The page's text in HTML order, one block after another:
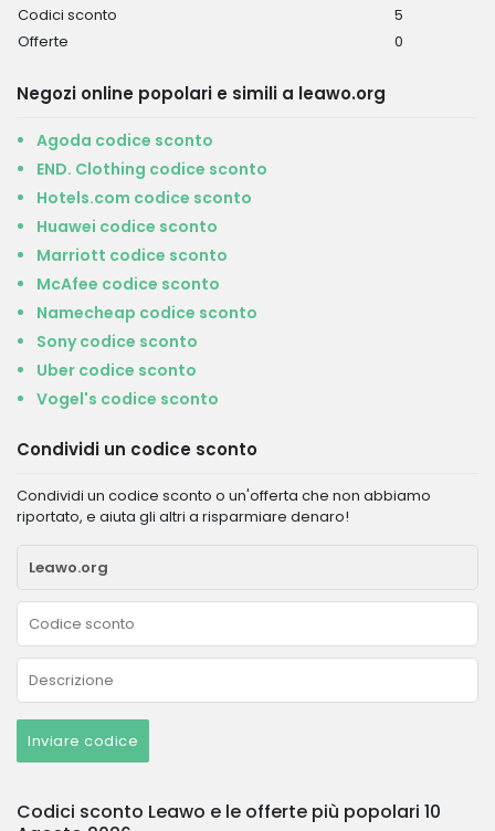
Codici sconto
5
Offerte
0
Negozi online popolari e simili a leawo.org
Agoda codice sconto
END. Clothing codice sconto
Hotels.com codice sconto
Huawei codice sconto
Marriott codice sconto
McAfee codice sconto
Namecheap codice sconto
Sony codice sconto
Uber codice sconto
Vogel's codice sconto
Condividi un codice sconto
Condividi un codice sconto o un'offerta che non abbiamo
riportato, e aiuta gli altri a risparmiare denaro!
Inviare codice
Codici sconto Leawo e le offerte più popolari 10